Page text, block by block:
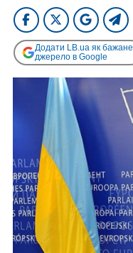
Додати LB.ua як бажане
джерело в Google